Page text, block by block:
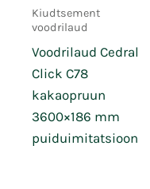
Kiudtsement
voodrilaud
Voodrilaud Cedral
Click C78
kakaopruun
3600×186 mm
puiduimitatsioon